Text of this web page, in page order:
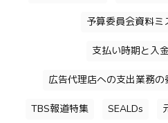
予算委員会資料ミ
支払い時期と入
広告代理店への支出業務の
TBS報道特集 SEALDs